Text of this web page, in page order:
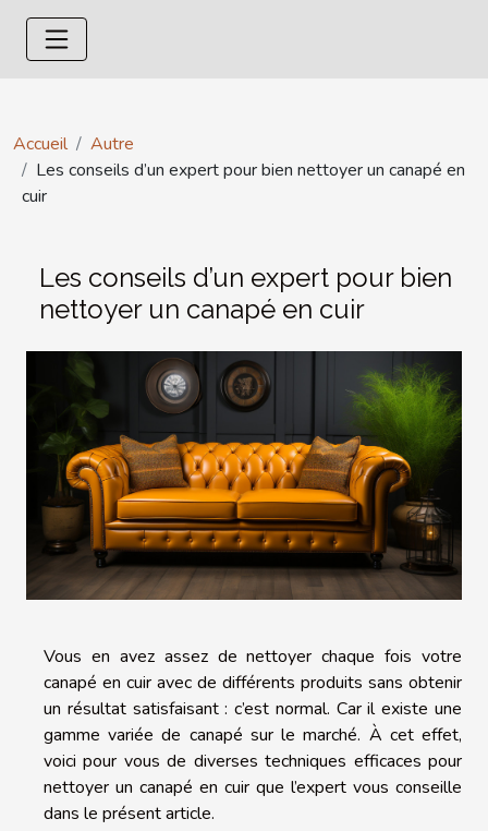
Accueil
Autre
Les conseils d’un expert pour bien nettoyer un canapé en
cuir
Les conseils d’un expert pour bien
nettoyer un canapé en cuir
Vous en avez assez de nettoyer chaque fois votre
canapé en cuir avec de différents produits sans obtenir
un résultat satisfaisant : c’est normal. Car il existe une
gamme variée de canapé sur le marché. À cet effet,
voici pour vous de diverses techniques efficaces pour
nettoyer un canapé en cuir que l’expert vous conseille
dans le présent article.